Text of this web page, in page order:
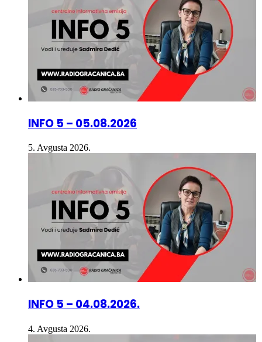
INFO 5 – 05.08.2026
5. Avgusta 2026.
INFO 5 – 04.08.2026.
4. Avgusta 2026.